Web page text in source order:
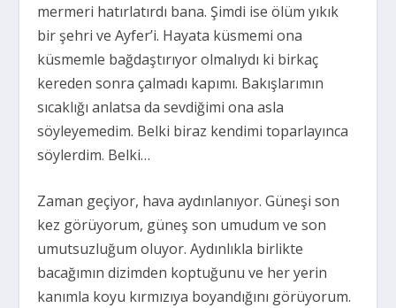
mermeri hatırlatırdı bana. Şimdi ise ölüm yıkık
bir şehri ve Ayfer’i. Hayata küsmemi ona
küsmemle bağdaştırıyor olmalıydı ki birkaç
kereden sonra çalmadı kapımı. Bakışlarımın
sıcaklığı anlatsa da sevdiğimi ona asla
söyleyemedim. Belki biraz kendimi toparlayınca
söylerdim. Belki…
Zaman geçiyor, hava aydınlanıyor. Güneşi son
kez görüyorum, güneş son umudum ve son
umutsuzluğum oluyor. Aydınlıkla birlikte
bacağımın dizimden koptuğunu ve her yerin
kanımla koyu kırmızıya boyandığını görüyorum.